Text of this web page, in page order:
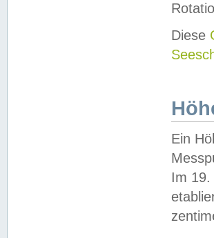
Diese
Ein
Im 19.